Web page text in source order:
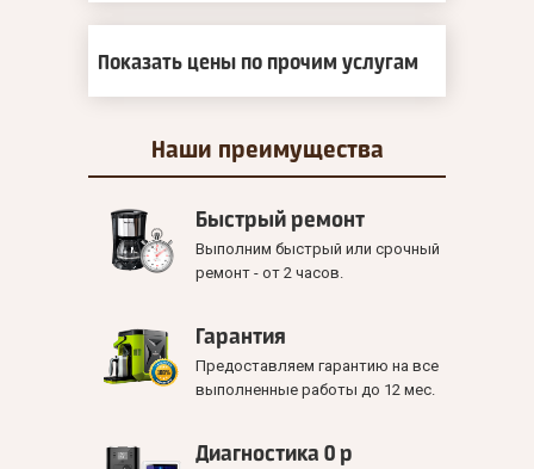
Показать цены по прочим услугам
Наши преимущества
Быстрый ремонт
Выполним быстрый или срочный
ремонт - от 2 часов.
Гарантия
Предоставляем гарантию на все
выполненные работы до 12 мес.
Диагностика 0 р